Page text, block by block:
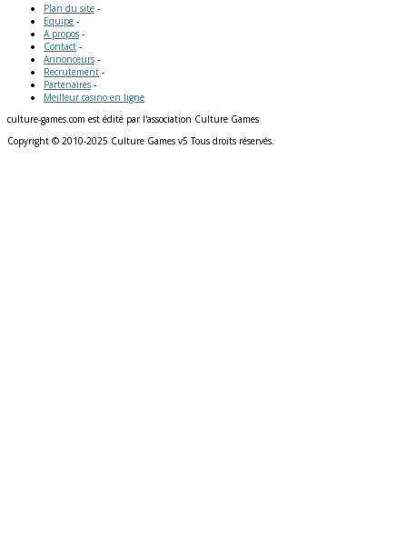
Plan du site -
Equipe -
A propos -
Contact -
Annonceurs -
Recrutement -
Partenaires -
Meilleur casino en ligne
culture-games.com est édité par l'association Culture Games
Copyright © 2010-2025 Culture Games v5 Tous droits réservés.